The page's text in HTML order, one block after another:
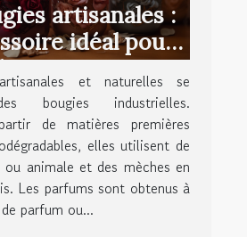
artisanales :
idéal pour
maisonet naturelles se
bougies industrielles.
de matières premières
elles utilisent de
animale et des mèches en
Les parfums sont obtenus à
parfum ou...